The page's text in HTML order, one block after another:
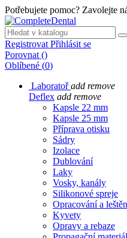
Potřebujete pomoc? Zavolejte
Registrovat Přihlásit se
Porovnat ()
Oblíbené (0)
Laboratoř add remove
Deflex add remove
Kapsle 22 mm
Kapsle 25 mm
Příprava otisku
Sádry
Izolace
Dublování
Laky
Vosky, kanály
Silikonové spreje
Opracování a
Kyvety
Opravy a rebaze